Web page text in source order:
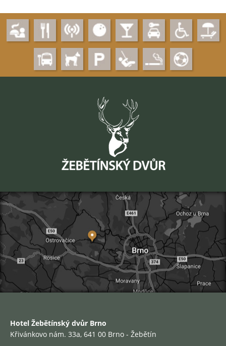
Hotel Žebětínský dvůr Brno
Křivánkovo nám. 33a, 641 00 Brno - Žebětín